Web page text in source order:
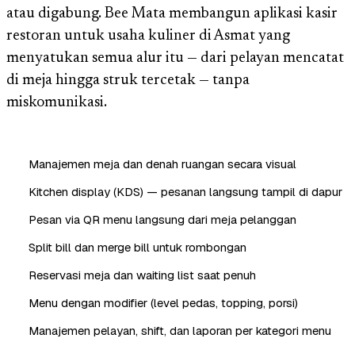
atau digabung. Bee Mata membangun aplikasi kasir
restoran untuk usaha kuliner di Asmat yang
menyatukan semua alur itu — dari pelayan mencatat
di meja hingga struk tercetak — tanpa
miskomunikasi.
Manajemen meja dan denah ruangan secara visual
Kitchen display (KDS) — pesanan langsung tampil di dapur
Pesan via QR menu langsung dari meja pelanggan
Split bill dan merge bill untuk rombongan
Reservasi meja dan waiting list saat penuh
Menu dengan modifier (level pedas, topping, porsi)
Manajemen pelayan, shift, dan laporan per kategori menu